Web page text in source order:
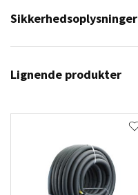
Sikkerhedsoplysninger
Lignende produkter